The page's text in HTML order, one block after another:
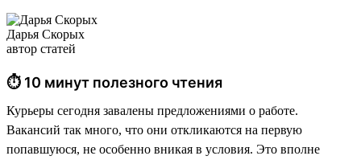
Дарья Скорых
автор статей
⏱ 10 минут полезного чтения
Курьеры сегодня завалены предложениями о работе.
Вакансий так много, что они откликаются на первую
попавшуюся, не особенно вникая в условия. Это вполне